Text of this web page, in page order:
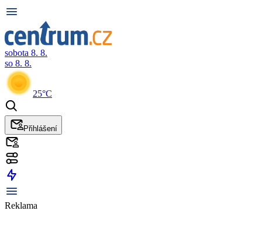
sobota 8. 8.
so 8. 8.
25°C
Přihlášení
Reklama